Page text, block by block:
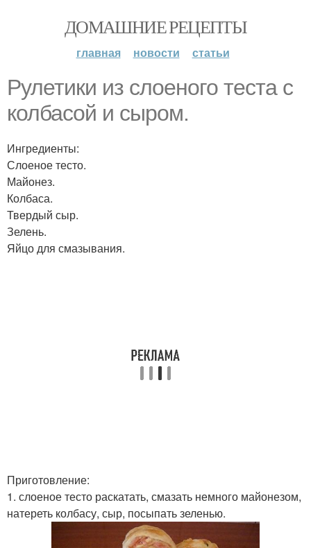
ДОМАШНИЕ РЕЦЕПТЫ
главная новости статьи
Рулетики из слоеного теста с
колбасой и сыром.
Ингредиенты:
Слоеное тесто.
Майонез.
Колбаса.
Твердый сыр.
Зелень.
Яйцо для смазывания.
Приготовление:
1. слоеное тесто раскатать, смазать немного майонезом,
натереть колбасу, сыр, посыпать зеленью.